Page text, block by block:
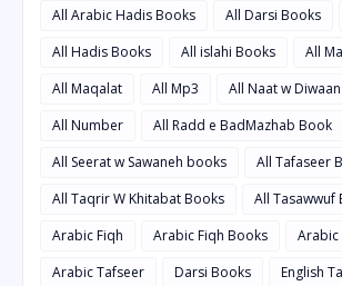
All Arabic Hadis Books
All Darsi Books
All Hadis Books
All islahi Books
All
All Maqalat
All Mp3
All Naat w Diwaan
All Number
All Radd e BadMazhab Book
All Seerat w Sawaneh books
All Tafaseer
All Taqrir W Khitabat Books
All Tasawwuf
Arabic Fiqh
Arabic Fiqh Books
Arabic
Arabic Tafseer
Darsi Books
English